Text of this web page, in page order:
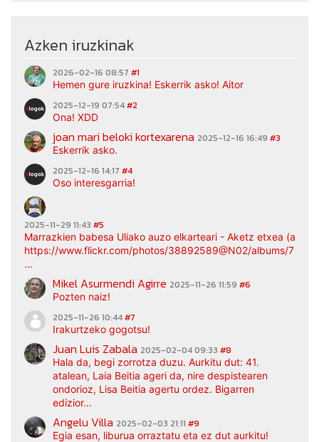
Azken iruzkinak
2026-02-16 08:57 #1
Hemen gure iruzkina! Eskerrik asko! Aitor
2025-12-19 07:54#2
Ona! XDD
joan mari beloki kortexarena 2025-12-16 16:49 #3
Eskerrik asko.
2025-12-16 14:17 #4
Oso interesgarria!
2025-11-29 11:43 #5
Marrazkien babesa Uliako auzo elkarteari - Aketz etxea
https://www.flickr.com/photos/38892589@N02/albums/
...
Mikel Asurmendi Agirre 2025-11-26 11:59 #6
Pozten naiz!
2025-11-26 10:44#7
Irakurtzeko gogotsu!
Juan Luis Zabala 2025-02-04 09:33 #8
Hala da, begi zorrotza duzu. Aurkitu dut: 41.
atalean, Laia Beitia ageri da, nire despistearen
ondorioz, Lisa Beitia agertu ordez. Bigarren
edizior...
Angelu Villa 2025-02-03 21:11 #9
Egia esan, liburua orraztatu eta ez dut aurkitu!